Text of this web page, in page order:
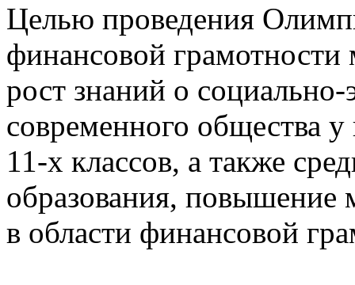
Целью проведения
финансовой грамотности
рост знаний о
современного общества
11-х классов, а также
образования, повышение
в области финансовой